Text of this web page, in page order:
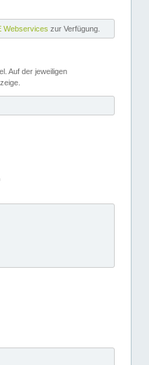
Webservices zur Verfügung.
Auf der jeweiligen